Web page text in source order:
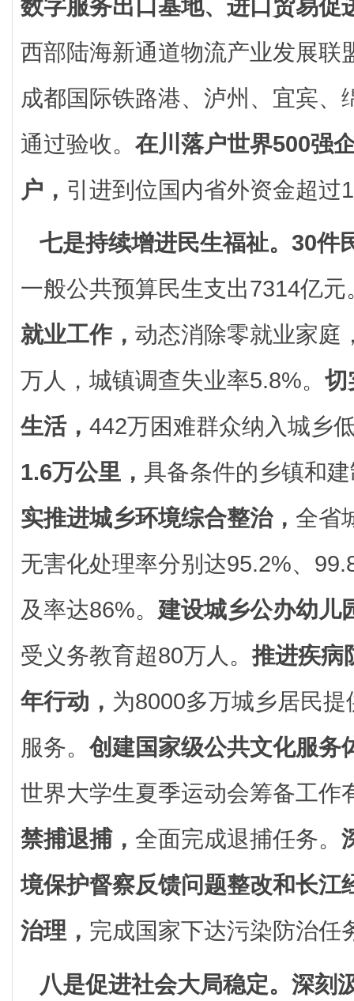
数字服务出口基地、进口贸易促
西部陆海新通道物流产业发展联
成都国际铁路港、泸州、宜宾、
通过验收。 在川落户世界500强
户， 引进到位国内省外资金超过
七是持续增进民生福祉。 30件
一般公共预算民生支出7314亿元
就业工作， 动态消除零就业家庭
万人，城镇调查失业率5.8%。 切
生活， 442万困难群众纳入城乡
1.6万公里， 具备条件的乡镇和
实推进城乡环境综合整治， 全省
无害化处理率分别达95.2%、
及率达86%。 建设城乡公办幼儿
受义务教育超80万人。推进疾病
年行动， 为8000多万城乡居民
服务。 创建国家级公共文化服务
世界大学生夏季运动会筹备工作
禁捕退捕， 全面完成退捕任务。
境保护督察反馈问题整改和长江
治理， 完成国家下达污染防治任
八是促进社会大局稳定。 深刻